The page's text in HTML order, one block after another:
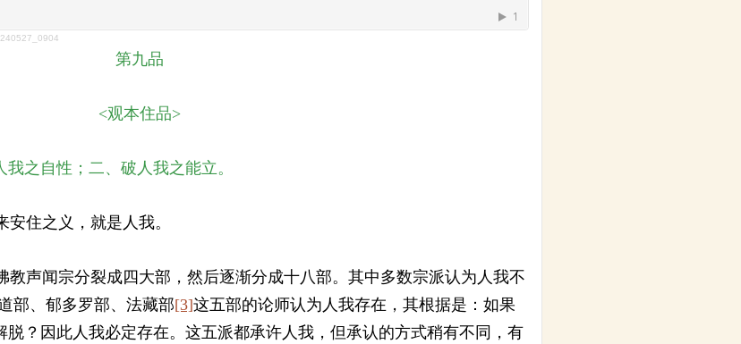
第九品
<观本住品>
之自性；二、破人我之能立。
住之义，就是人我。
声闻宗分裂成四大部，然后逐渐分成十八部。其中多数宗派认为人我不
部、郁多罗部、法藏部[3]这五部的论师认为人我存在，其根据是：如果
脱？因此人我必定存在。这五派都承许人我，但承认的方式稍有不同，有